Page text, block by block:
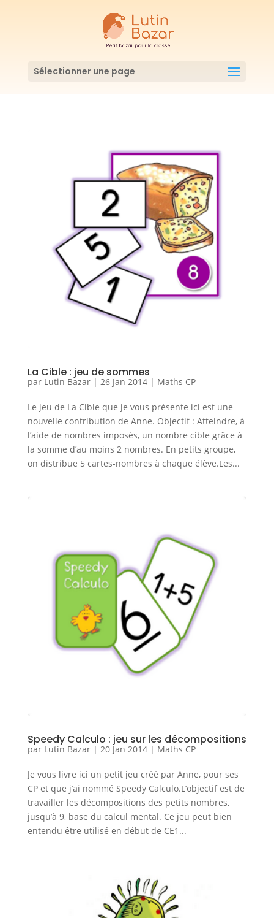
Sélectionner une page
La Cible : jeu de sommes
par Lutin Bazar| 26 Jan 2014| Maths CP
Le jeu de La Cible que je vous présente ici est une
nouvelle contribution de Anne. Objectif : Atteindre, à
l’aide de nombres imposés, un nombre cible grâce à
la somme d’au moins 2 nombres. En petits groupe,
on distribue 5 cartes-nombres à chaque élève.Les...
Speedy Calculo : jeu sur les décompositions
par Lutin Bazar| 20 Jan 2014| Maths CP
Je vous livre ici un petit jeu créé par Anne, pour ses
CP et que j’ai nommé Speedy Calculo.L’objectif est de
travailler les décompositions des petits nombres,
jusqu’à 9, base du calcul mental. Ce jeu peut bien
entendu être utilisé en début de CE1...